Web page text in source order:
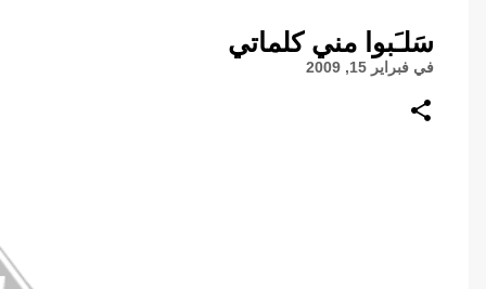
سَلـَبوا مني كلماتي
في فبراير 15, 2009